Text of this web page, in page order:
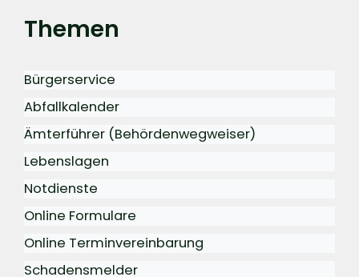
Themen
Bürgerservice
Abfallkalender
Ämterführer (Behördenwegweiser)
Lebenslagen
Notdienste
Online Formulare
Online Terminvereinbarung
Schadensmelder